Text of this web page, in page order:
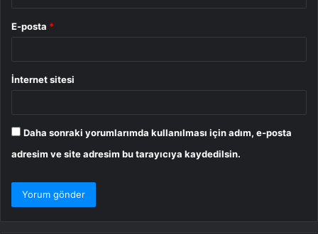
E-posta *
İnternet sitesi
Daha sonraki yorumlarımda kullanılması için adım, e-posta
adresim ve site adresim bu tarayıcıya kaydedilsin.